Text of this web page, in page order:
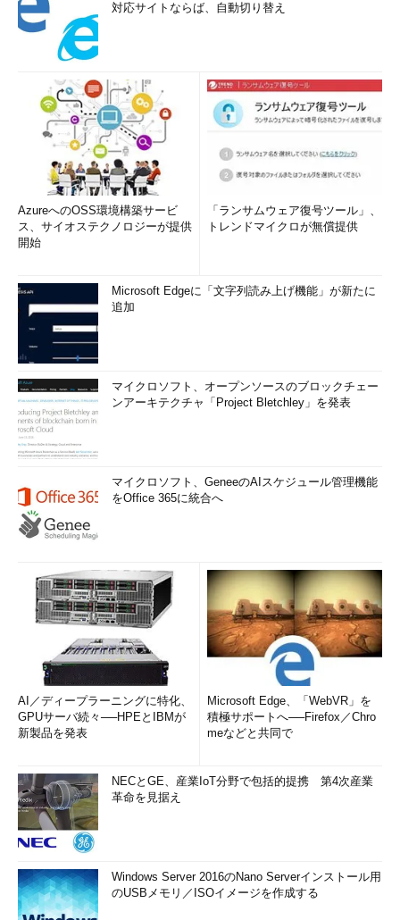
対応サイトならば、自動切り替え
AzureへのOSS環境構築サービ
ス、サイオステクノロジーが提供
開始
「ランサムウェア復号ツール」、
トレンドマイクロが無償提供
Microsoft Edgeに「文字列読み上げ機能」が新たに
追加
マイクロソフト、オープンソースのブロックチェー
ンアーキテクチャ「Project Bletchley」を発表
マイクロソフト、GeneeのAIスケジュール管理機能
をOffice 365に統合へ
AI／ディープラーニングに特化、
GPUサーバ続々──HPEとIBMが
新製品を発表
Microsoft Edge、「WebVR」を
積極サポートへ──Firefox／Chro
meなどと共同で
NECとGE、産業IoT分野で包括的提携 第4次産業
革命を見据え
Windows Server 2016のNano Serverインストール用
のUSBメモリ／ISOイメージを作成する